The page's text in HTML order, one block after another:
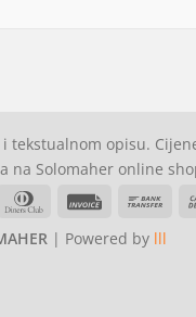
opisu.
na Solomaher online
Dinners
Invoice
| Powered by lll